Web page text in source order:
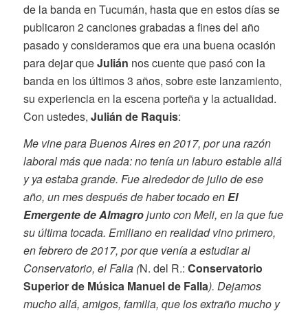
de la banda en Tucumán, hasta que en estos días se
publicaron 2 canciones grabadas a fines del año
pasado y consideramos que era una buena ocasión
para dejar queJulián nos cuente que pasó con la
banda en los últimos 3 años, sobre este lanzamiento,
su experiencia en la escena porteña y la actualidad.
Con ustedes, Julián de Raquis:
Me vine para Buenos Aires en 2017, por una razón
laboral más que nada: no tenía un laburo estable allá
y ya estaba grande. Fue alrededor de julio de ese
año, un mes después de haber tocado enEl
Emergente de Almagrojunto con Meli, en la que fue
su última tocada. Emiliano en realidad vino primero,
en febrero de 2017, por que venía a estudiar al
Conservatorio, el Falla (N. del R.: Conservatorio
Superior de Música Manuel de Falla). Dejamos
mucho allá, amigos, familia, que los extraño mucho y